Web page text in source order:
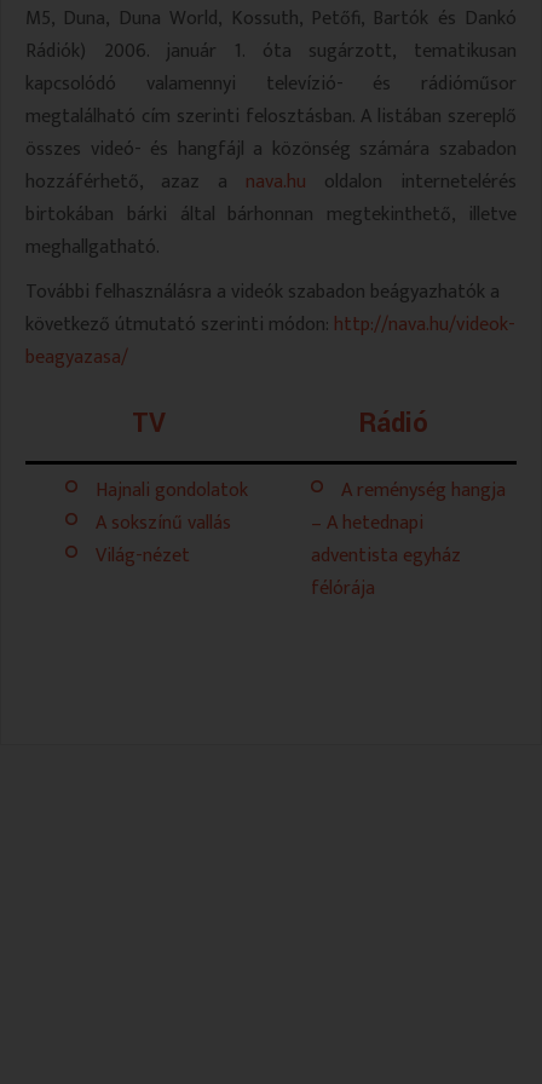
VALLÁS
VALLÁS
M5, Duna, Duna World, Kossuth, Petőfi, Bartók és Dankó
Rádiók) 2006. január 1. óta sugárzott, tematikusan
kapcsolódó valamennyi televízió- és rádióműsor
megtalálható cím szerinti felosztásban. A listában szereplő
összes videó- és hangfájl a közönség számára szabadon
hozzáférhető, azaz a nava.hu oldalon internetelérés
birtokában bárki által bárhonnan megtekinthető, illetve
meghallgatható.
További felhasználásra a videók szabadon beágyazhatók a
következő útmutató szerinti módon: http://nava.hu/videok-
beagyazasa/
TV Rádió
Hajnali gondolatok
A sokszínű vallás
Világ-nézet
A reménység hangja
– A hetednapi
adventista egyház
félórája